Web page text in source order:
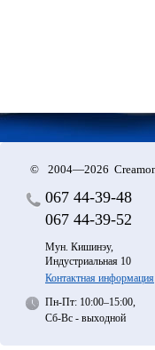
© 2004—2026
067 44-39-48
067 44-39-52
Мун. Кишинэу,
Индустриальная 10
Контактная информация
Пн-Пт: 10:00–15:00,
Сб-Вс - выходной